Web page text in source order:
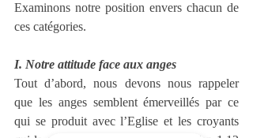
Examinons notre position envers chacun de
ces catégories.
I. Notre attitude face aux anges
Tout d’abord, nous devons nous rappeler
que les anges semblent émerveillés par ce
qui se produit avec l’Eglise et les croyants